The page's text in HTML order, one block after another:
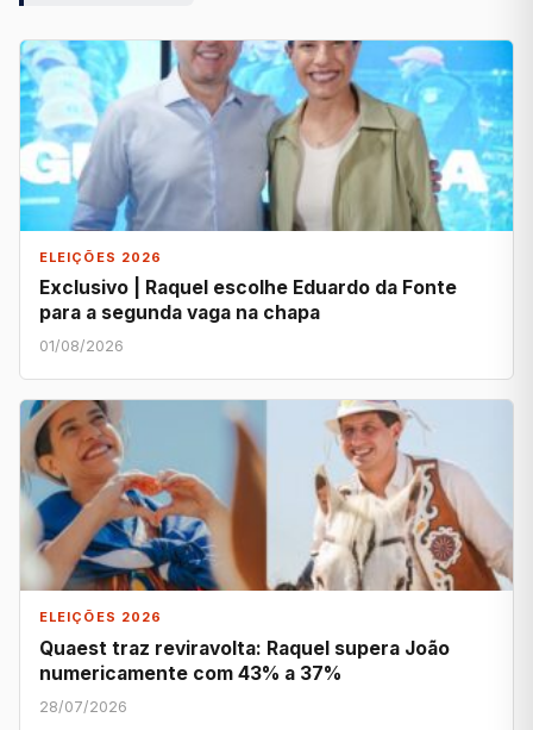
ELEIÇÕES 2026
Exclusivo | Raquel escolhe Eduardo da Fonte
para a segunda vaga na chapa
01/08/2026
ELEIÇÕES 2026
Quaest traz reviravolta: Raquel supera João
numericamente com 43% a 37%
28/07/2026